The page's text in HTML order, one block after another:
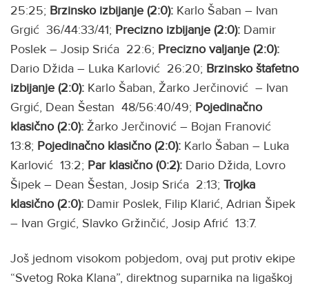
25:25; Brzinsko izbijanje (2:0): Karlo Šaban – Ivan
Grgić 36/44:33/41; Precizno izbijanje (2:0): Damir
Poslek – Josip Srića 22:6; Precizno valjanje (2:0):
Dario Džida – Luka Karlović 26:20; Brzinsko štafetno
izbijanje (2:0): Karlo Šaban, Žarko Jerčinović – Ivan
Grgić, Dean Šestan 48/56:40/49; Pojedinačno
klasično (2:0): Žarko Jerčinović – Bojan Franović
13:8; Pojedinačno klasično (2:0): Karlo Šaban – Luka
Karlović 13:2; Par klasično (0:2): Dario Džida, Lovro
Šipek – Dean Šestan, Josip Srića 2:13; Trojka
klasično (2:0): Damir Poslek, Filip Klarić, Adrian Šipek
– Ivan Grgić, Slavko Gržinčić, Josip Afrić 13:7.
Još jednom visokom pobjedom, ovaj put protiv ekipe
“Svetog Roka Klana”, direktnog suparnika na ligaškoj